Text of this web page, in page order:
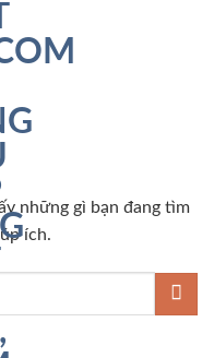
những gì bạn đang tìm
ích.